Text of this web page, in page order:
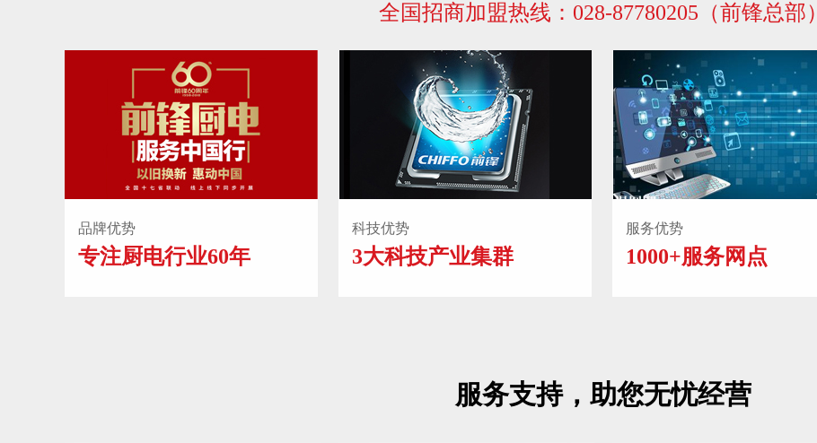
全国招商加盟热线：028-87780205（前锋总部）
品牌优势
专注厨电行业60年
科技优势
3大科技产业集群
服务优势
1000+服务网点
服务支持，助您无忧经营